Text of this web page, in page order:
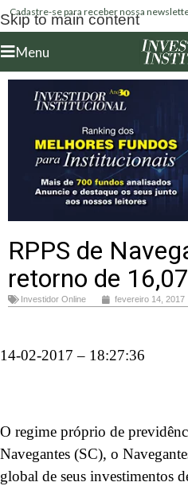
Skip to main content
Cadastre-se para receber nossa
Menu
RPPS de
retorno de
Investidor Online fevereiro 14, 2017
14-02-2017 – 18:27:36
O regime próprio de
Navegantes (SC), o
global de seus investimentos